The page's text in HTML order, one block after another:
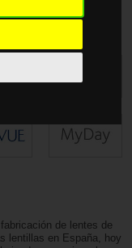
de lentes de
lentillas en España, hoy